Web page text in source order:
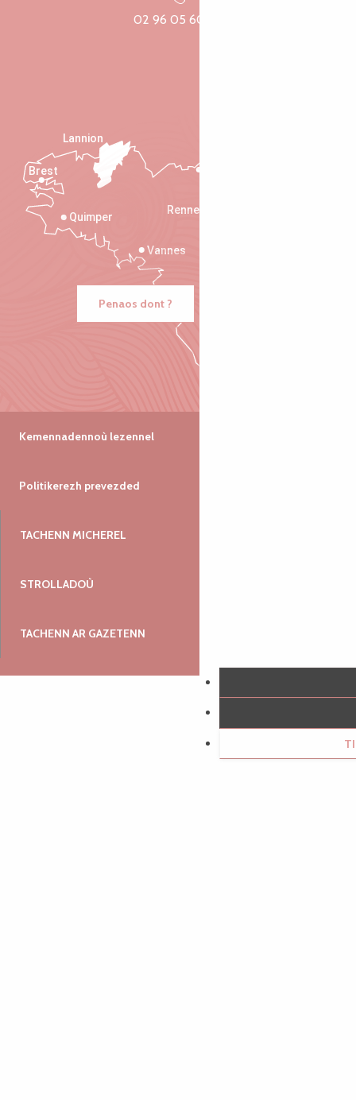
02 96 05 60 70
Rennes
Vannes
Quimper
Lannion
Brest
Penaos dont ?
Kemennadennoù lezennel
Politikerezh prevezded
TACHENN MICHEREL
STROLLADOÙ
TACHENN AR GAZETENN